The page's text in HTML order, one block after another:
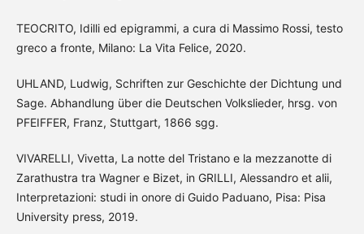
TEOCRITO, Idilli ed epigrammi, a cura di Massimo Rossi, testo
greco a fronte, Milano: La Vita Felice, 2020.
UHLAND, Ludwig, Schriften zur Geschichte der Dichtung und
Sage. Abhandlung über die Deutschen Volkslieder, hrsg. von
PFEIFFER, Franz, Stuttgart, 1866 sgg.
VIVARELLI, Vivetta, La notte del Tristano e la mezzanotte di
Zarathustra tra Wagner e Bizet, in GRILLI, Alessandro et alii,
Interpretazioni: studi in onore di Guido Paduano, Pisa: Pisa
University press, 2019.